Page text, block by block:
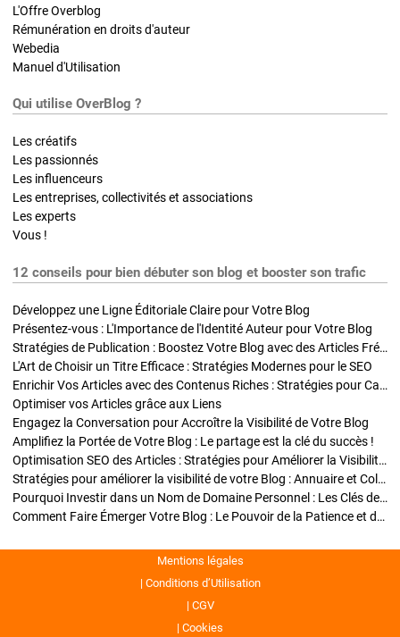
L'Offre Overblog
Rémunération en droits d'auteur
Webedia
Manuel d'Utilisation
Qui utilise OverBlog ?
Les créatifs
Les passionnés
Les influenceurs
Les entreprises, collectivités et associations
Les experts
Vous !
12 conseils pour bien débuter son blog et booster son trafic
Développez une Ligne Éditoriale Claire pour Votre Blog
Présentez-vous : L'Importance de l'Identité Auteur pour Votre Blog
Stratégies de Publication : Boostez Votre Blog avec des Articles Fréquents et Exclusifs
L'Art de Choisir un Titre Efficace : Stratégies Modernes pour le SEO
Enrichir Vos Articles avec des Contenus Riches : Stratégies pour Captiver et Optimiser
Optimiser vos Articles grâce aux Liens
Engagez la Conversation pour Accroître la Visibilité de Votre Blog
Amplifiez la Portée de Votre Blog : Le partage est la clé du succès !
Optimisation SEO des Articles : Stratégies pour Améliorer la Visibilité de Votre Blog
Stratégies pour améliorer la visibilité de votre Blog : Annuaire et Collaborations
Pourquoi Investir dans un Nom de Domaine Personnel : Les Clés de la Réussite de Votre Blog
Comment Faire Émerger Votre Blog : Le Pouvoir de la Patience et de la Persévérance
Mentions légales
Conditions d’Utilisation
CGV
Cookies